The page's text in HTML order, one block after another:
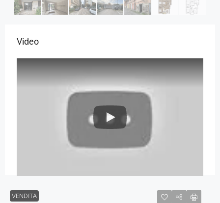
Video
VENDITA